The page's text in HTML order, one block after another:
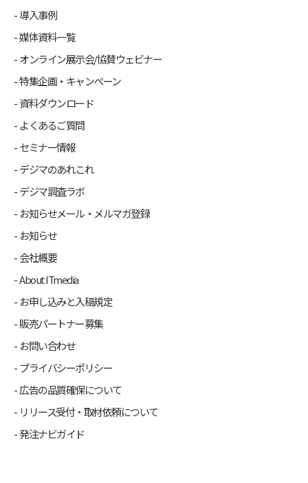
導入事例
媒体資料一覧
オンライン展示会/協賛ウェビナー
特集企画・キャンペーン
資料ダウンロード
よくあるご質問
セミナー情報
デジマのあれこれ
デジマ調査ラボ
お知らせメール・メルマガ登録
お知らせ
会社概要
About ITmedia
お申し込みと入稿規定
販売パートナー募集
お問い合わせ
プライバシーポリシー
広告の品質確保について
リリース受付・取材依頼について
発注ナビガイド